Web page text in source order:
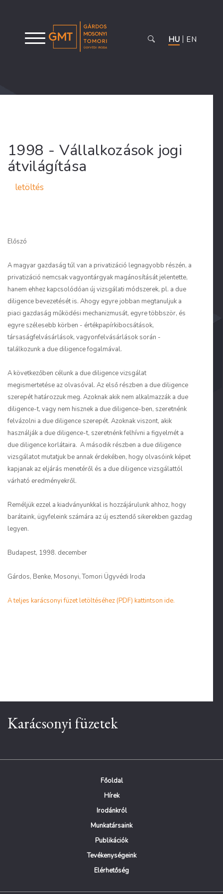
HU EN
1998 - Vállalkozások jogi
átvilágítása
letöltés
Előszó
A magyar gazdaság túl van a privatizáció legnagyobb részén, a
privatizáció nemcsak vagyontárgyak magánosítását jelentette,
hanem ehhez kapcsolódóan új vizsgálati módszerek, pl. a due
diligence bevezetését is. Ahogy egyre jobban megtanuljuk a
piaci gazdaság működési mechanizmusát, egyre többször, és
egyre szélesebb körben - értékpapírkibocsátások,
társaságfelvásárlások, vagyonfelvásárlások során -
találkozunk a due diligence fogalmával.
A következőben célunk a due diligence vizsgálat
megismertetése az olvasóval. Az első részben a due diligence
szerepét határozzuk meg. Azoknak akik nem alkalmazzák a due
diligence-t, vagy nem hisznek a due diligence-ben, szeretnénk
felvázolni a due diligence szerepét. Azoknak viszont, akik
használják a due diligence-t, szeretnénk felhívni a figyelmét a
due diligence korlátaira. A második részben a due diligence
vizsgálatot mutatjuk be annak érdekében, hogy olvasóink képet
kapjanak az eljárás menetéről és a due diligence vizsgálattól
várható eredményekről.
Reméljük ezzel a kiadványunkkal is hozzájárulunk ahhoz, hogy
barátaink, ügyfeleink számára az új esztendő sikerekben gazdag
legyen.
Budapest, 1998. december
Gárdos, Benke, Mosonyi, Tomori Ügyvédi Iroda
A teljes karácsonyi füzet letöltéséhez (PDF) kattintson ide.
Karácsonyi füzetek
Főoldal
Hírek
Irodánkról
Munkatársaink
Publikációk
Tevékenységeink
Elérhetőség